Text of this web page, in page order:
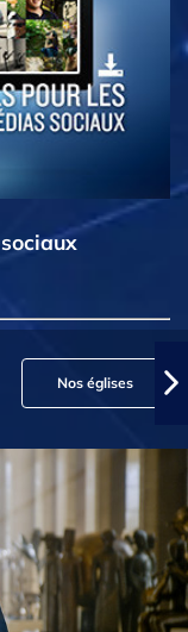
Nos églises